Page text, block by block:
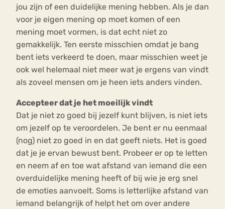
jou zijn of een duidelijke mening hebben. Als je dan
voor je eigen mening op moet komen of een
mening moet vormen, is dat echt niet zo
gemakkelijk. Ten eerste misschien omdat je bang
bent iets verkeerd te doen, maar misschien weet je
ook wel helemaal niet meer wat je ergens van vindt
als zoveel mensen om je heen iets anders vinden.
Accepteer dat je het moeilijk vindt
Dat je niet zo goed bij jezelf kunt blijven, is niet iets
om jezelf op te veroordelen. Je bent er nu eenmaal
(nog) niet zo goed in en dat geeft niets. Het is goed
dat je je ervan bewust bent. Probeer er op te letten
en neem af en toe wat afstand van iemand die een
overduidelijke mening heeft of bij wie je erg snel
de emoties aanvoelt. Soms is letterlijke afstand van
iemand belangrijk of helpt het om over andere